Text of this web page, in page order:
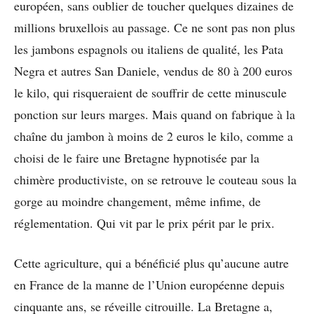
européen, sans oublier de toucher quelques dizaines de
millions bruxellois au passage. Ce ne sont pas non plus
les jambons espagnols ou italiens de qualité, les Pata
Negra et autres San Daniele, vendus de 80 à 200 euros
le kilo, qui risqueraient de souffrir de cette minuscule
ponction sur leurs marges. Mais quand on fabrique à la
chaîne du jambon à moins de 2 euros le kilo, comme a
choisi de le faire une Bretagne hypnotisée par la
chimère productiviste, on se retrouve le couteau sous la
gorge au moindre changement, même infime, de
réglementation. Qui vit par le prix périt par le prix.
Cette agriculture, qui a bénéficié plus qu’aucune autre
en France de la manne de l’Union européenne depuis
cinquante ans, se réveille citrouille. La Bretagne a,